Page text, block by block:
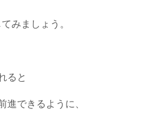
みましょう。
ると
進できるように、